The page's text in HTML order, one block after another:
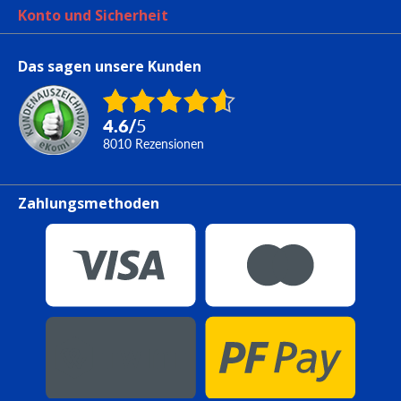
Konto und Sicherheit
Das sagen unsere Kunden
4.6/5
8010 Rezensionen
Zahlungsmethoden